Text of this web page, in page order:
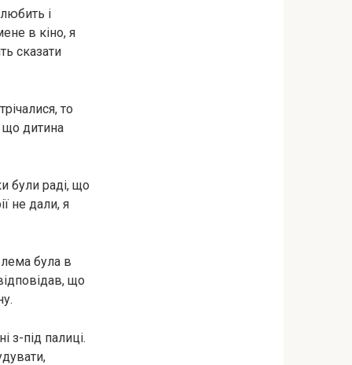
і
в кіно, я
сказати
то
що дитина
були раді, що
не дали, я
була в
що
з-під палиці.